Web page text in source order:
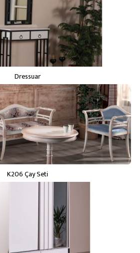
Dressuar
K206 Çay Seti